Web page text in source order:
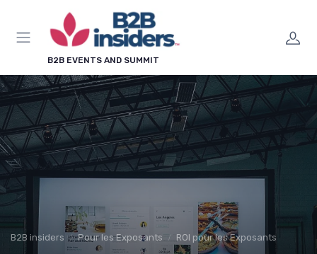
B2B EVENTS AND SUMMIT
B2B insiders Pour les Exposants ROI pour les Exposants
Panneau de gestion des cookies